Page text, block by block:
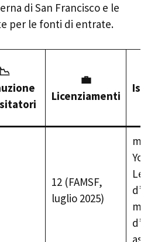
di San Francisco e le
per le fonti di entrate.
📉
💼
Licenziamenti
12 (FAMSF,
luglio 2025)